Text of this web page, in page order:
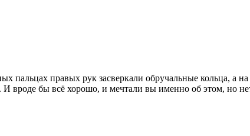
правых рук засверкали обручальные кольца, а
бы всё хорошо, и мечтали вы именно об этом, но